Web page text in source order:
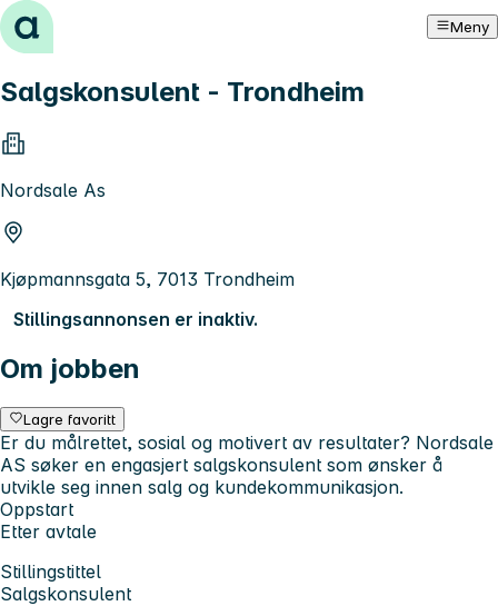
Hopp til innhold Meny
Salgskonsulent - Trondheim
Nordsale As
Kjøpmannsgata 5, 7013 Trondheim
Stillingsannonsen er inaktiv.
Om jobben
Lagre favoritt
Er du målrettet, sosial og motivert av resultater? Nordsale
AS søker en engasjert salgskonsulent som ønsker å
utvikle seg innen salg og kundekommunikasjon.
Oppstart
Etter avtale
Stillingstittel
Salgskonsulent